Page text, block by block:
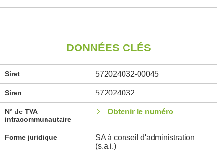
DONNÉES CLÉS
Siret 572024032-00045
Siren 572024032
N° de TVA
intracommunautaire
Obtenir le numéro
Forme juridique
SA à conseil d'administration
(s.a.i.)